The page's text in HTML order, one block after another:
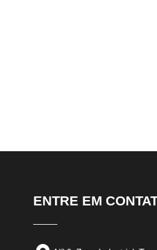
ENTRE EM